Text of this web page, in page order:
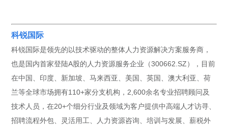
科锐国际
科锐国际是领先的以技术驱动的整体人力资源解决方案服务商，
也是国内首家登陆A股的人力资源服务企业（300662.SZ），目前
在中国、印度、新加坡、马来西亚、美国、英国、澳大利亚、荷
兰等全球市场拥有110+家分支机构，2,600余名专业招聘顾问及
技术人员，在20+个细分行业及领域为客户提供中高端人才访寻、
招聘流程外包、灵活用工、人力资源咨询、培训与发展、薪税外